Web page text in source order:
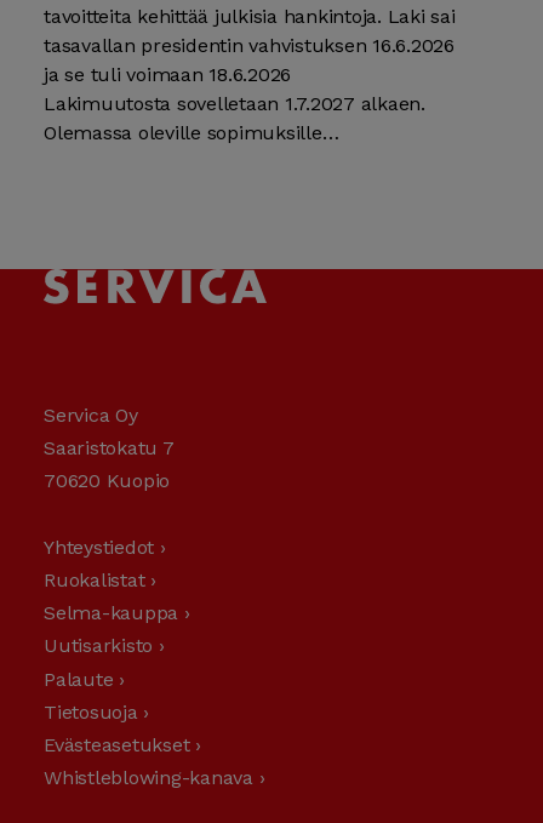
tavoitteita kehittää julkisia hankintoja. Laki sai
tasavallan presidentin vahvistuksen 16.6.2026
ja se tuli voimaan 18.6.2026
Lakimuutosta sovelletaan 1.7.2027 alkaen.
Olemassa oleville sopimuksille…
Servica Oy
Saaristokatu 7
70620 Kuopio
Yhteystiedot ›
Ruokalistat ›
Selma-kauppa ›
Uutisarkisto ›
Palaute ›
Tietosuoja ›
Evästeasetukset ›
Whistleblowing-kanava ›